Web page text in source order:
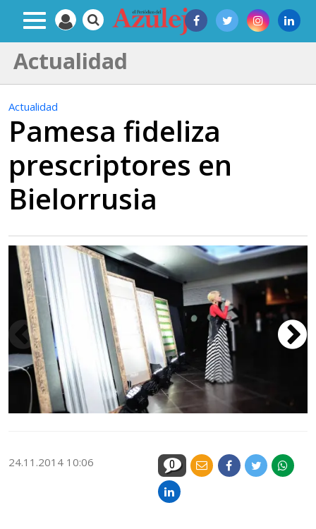
Actualidad
Actualidad
Pamesa fideliza
prescriptores en
Bielorrusia
24.11.2014 10:06 0